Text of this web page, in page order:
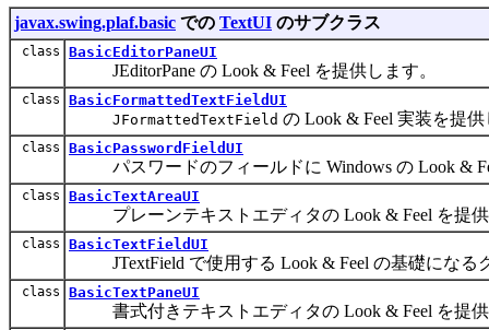
javax.swing.plaf.basic での TextUI のサブクラス
class BasicEditorPaneUI
JEditorPane の Look & Feel を提供します。
class
BasicFormattedTextFieldUI
JFormattedTextField の Look & Feel 実装を提
class BasicPasswordFieldUI
パスワードのフィールドに Windows の Look &
class BasicTextAreaUI
プレーンテキストエディタの Look & Feel を提
class BasicTextFieldUI
JTextField で使用する Look & Feel の基礎になる
class BasicTextPaneUI
書式付きテキストエディタの Look & Feel を提